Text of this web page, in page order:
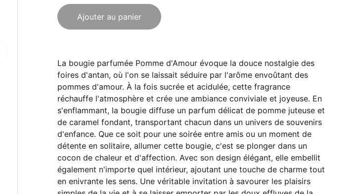
Ajouter au panier
La bougie parfumée Pomme d'Amour évoque la douce nostalgie des
foires d'antan, où l'on se laissait séduire par l'arôme envoûtant des
pommes d'amour. À la fois sucrée et acidulée, cette fragrance
réchauffe l'atmosphère et crée une ambiance conviviale et joyeuse. En
s'enflammant, la bougie diffuse un parfum délicat de pomme juteuse et
de caramel fondant, transportant chacun dans un univers de souvenirs
d'enfance. Que ce soit pour une soirée entre amis ou un moment de
détente en solitaire, allumer cette bougie, c'est se plonger dans un
cocon de chaleur et d'affection. Avec son design élégant, elle embellit
également n'importe quel intérieur, ajoutant une touche de charme tout
en enivrante les sens. Une véritable invitation à savourer les plaisirs